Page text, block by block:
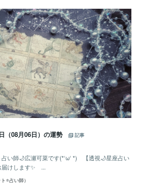
（08月06日）の運勢
記事
い師🌙広瀬可菜です(*‘ω‘ *) 【透視🌙星座占い
届けします✨ ...
⭐占い師）